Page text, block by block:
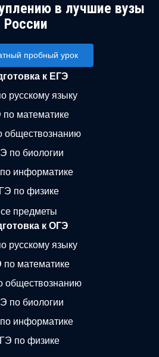
в лучшие вузы
России
пробный урок
к ЕГЭ
русскому языку
по математике
обществознанию
по биологии
информатике
по физике
предметы
к ОГЭ
русскому языку
математике
обществознанию
по биологии
информатике
по физике